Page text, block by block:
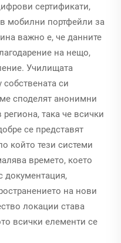
сертификати,
мобилни портфейли за
важно е, че данните
на нещо,
Училищата
си
споделят анонимни
така че всички
се представят
който тези системи
времето, което
документация,
на нови
локации става
всички елементи се